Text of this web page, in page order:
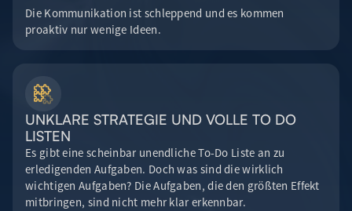
Die Kommunikation ist schleppend und es kommen
proaktiv nur wenige Ideen.
UNKLARE STRATEGIE UND VOLLE TO DO
LISTEN
Es gibt eine scheinbar unendliche To-Do Liste an zu
erledigenden Aufgaben. Doch was sind die wirklich
wichtigen Aufgaben? Die Aufgaben, die den größten Effekt
mitbringen, sind nicht mehr klar erkennbar.